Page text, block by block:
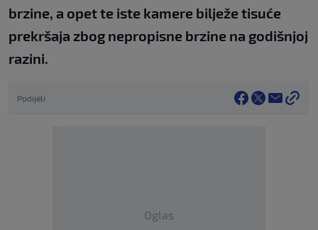
brzine, a opet te iste kamere bilježe tisuće
prekršaja zbog nepropisne brzine na godišnjoj
razini.
Podijeli
Oglas